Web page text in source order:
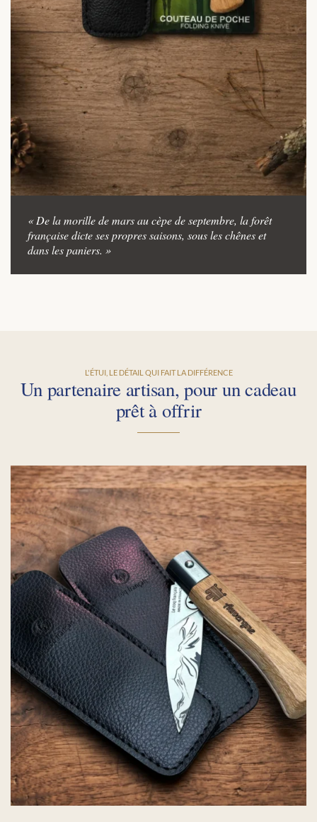
« De la morille de mars au cèpe de septembre, la forêt
française dicte ses propres saisons, sous les chênes et
dans les paniers. »
L'ÉTUI, LE DÉTAIL QUI FAIT LA DIFFÉRENCE
Un partenaire artisan, pour un cadeau
prêt à offrir